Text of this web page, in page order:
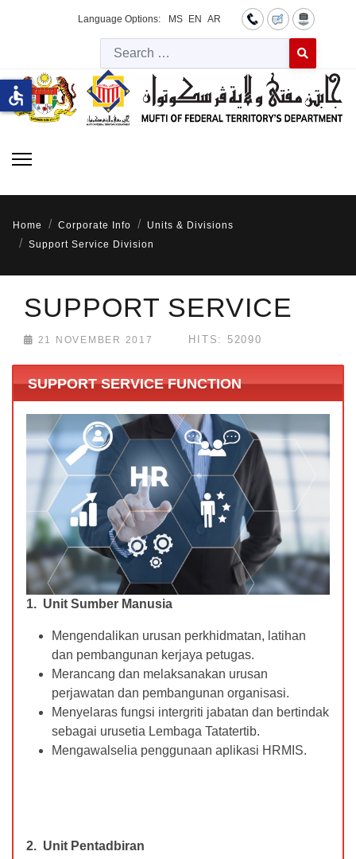
Language Options: MS EN AR
Type 2 or
Home Corporate Info
Units & Divisions
Support Service Division
SUPPORT SERVICE
21 NOVEMBER 2017 HITS: 52090
SUPPORT SERVICE FUNCTION
1. Unit Sumber Manusia
Mengendalikan urusan perkhidmatan, latihan
dan pembangunan kerjaya petugas.
Merancang dan melaksanakan urusan
perjawatan dan pembangunan organisasi.
Menyelaras fungsi intergriti jabatan dan bertindak
sebagai urusetia Lembaga Tatatertib.
Mengawalselia penggunaan aplikasi HRMIS.
2. Unit Pentadbiran
accessible